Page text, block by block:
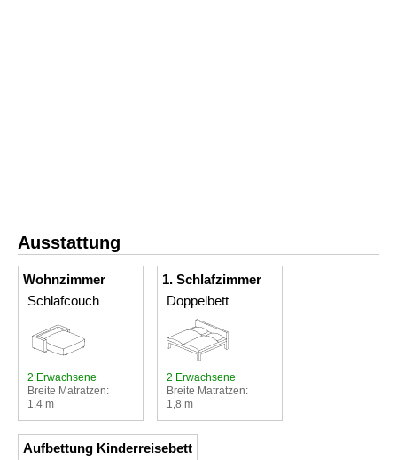
Ausstattung
Wohnzimmer
Schlafcouch
2 Erwachsene
Breite Matratzen:
1,4 m
1. Schlafzimmer
Doppelbett
2 Erwachsene
Breite Matratzen:
1,8 m
Aufbettung Kinderreisebett